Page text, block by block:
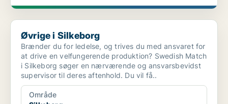
Øvrige i Silkeborg
Øvrige i Silkeborg
Brænder du for ledelse, og trives du med ansvaret for
at drive en velfungerende produktion? Swedish Match
i Silkeborg søger en nærværende og ansvarsbevidst
supervisor til deres aftenhold. Du vil få..
Område